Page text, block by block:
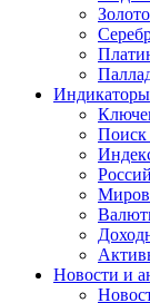
Золото
Индикаторы
Поиск
Новости и